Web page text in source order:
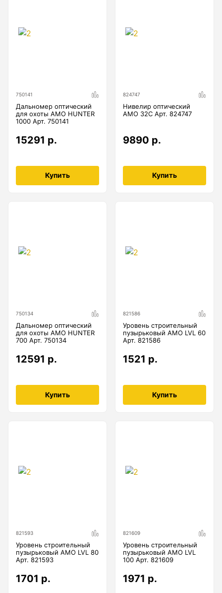
750141
Дальномер оптический
для охоты AMO HUNTER
1000 Арт. 750141
15291 р.
Купить
824747
Нивелир оптический
AMO 32C Арт. 824747
9890 р.
Купить
750134
Дальномер оптический
для охоты AMO HUNTER
700 Арт. 750134
12591 р.
Купить
821586
Уровень строительный
пузырьковый AMO LVL 60
Арт. 821586
1521 р.
Купить
821593
Уровень строительный
пузырьковый AMO LVL 80
Арт. 821593
1701 р.
821609
Уровень строительный
пузырьковый AMO LVL
100 Арт. 821609
1971 р.